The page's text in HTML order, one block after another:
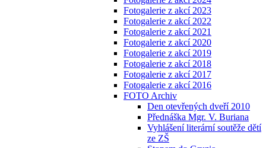
Fotogalerie z akcí 2023
Fotogalerie z akcí 2022
Fotogalerie z akcí 2021
Fotogalerie z akcí 2020
Fotogalerie z akcí 2019
Fotogalerie z akcí 2018
Fotogalerie z akcí 2017
Fotogalerie z akcí 2016
FOTO Archiv
Den otevřených dveří 2010
Přednáška Mgr. V. Buriana
Vyhlášení literární soutěže dětí
ze ZŠ